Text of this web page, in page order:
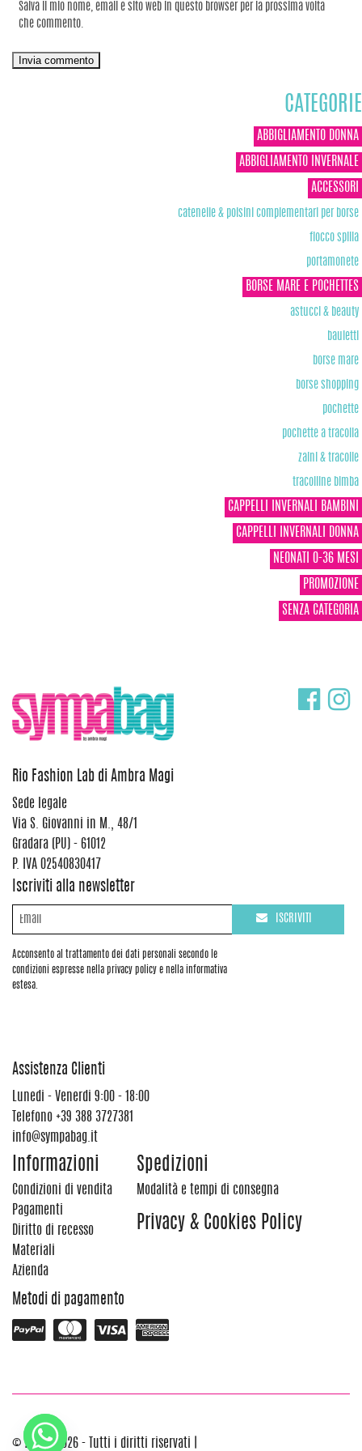
Salva il mio nome, email e sito web in questo browser per la prossima volta
che commento.
CATEGORIE
ABBIGLIAMENTO DONNA
ABBIGLIAMENTO INVERNALE
ACCESSORI
catenelle & polsini complementari per borse
fiocco spilla
portamonete
BORSE MARE E POCHETTES
astucci & beauty
bauletti
borse mare
borse shopping
pochette
pochette a tracolla
zaini & tracolle
tracolline bimba
CAPPELLI INVERNALI BAMBINI
CAPPELLI INVERNALI DONNA
NEONATI 0-36 MESI
PROMOZIONE
SENZA CATEGORIA
Rio Fashion Lab di Ambra Magi
Sede legale
Via S. Giovanni in M., 48/1
Gradara (PU) - 61012
P. IVA 02540830417
Iscriviti alla newsletter
Acconsento al trattamento dei dati personali secondo le
condizioni espresse nella privacy policy e nella informativa
estesa.
ISCRIVITI
Assistenza Clienti
Lunedi - Venerdi 9:00 - 18:00
Telefono +39 388 3727381
info@sympabag.it
Informazioni
Condizioni di vendita
Pagamenti
Diritto di recesso
Materiali
Azienda
Spedizioni
Modalità e tempi di consegna
Privacy & Cookies Policy
Metodi di pagamento
© 2012 - 2026 - Tutti i diritti riservati |